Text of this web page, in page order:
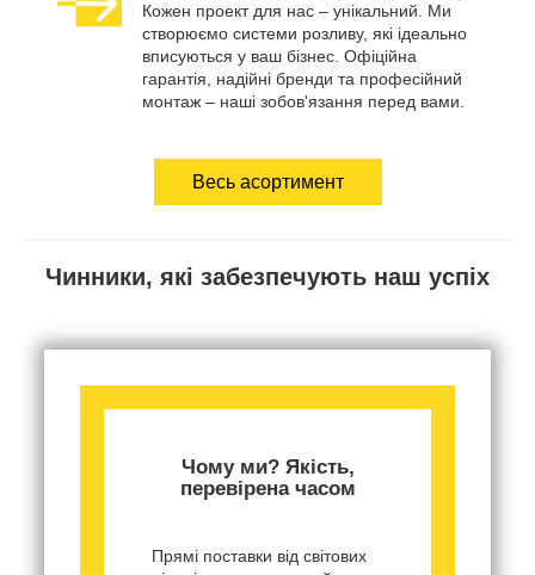
Кожен проект для нас – унікальний. Ми
створюємо системи розливу, які ідеально
вписуються у ваш бізнес. Офіційна
гарантія, надійні бренди та професійний
монтаж – наші зобов'язання перед вами.
Весь асортимент
Чинники, які забезпечують наш успіх
Чому ми? Якість,
перевірена часом
Прямі поставки від світових